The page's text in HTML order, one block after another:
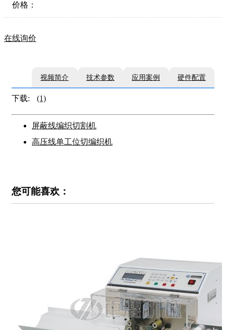
价格：
在线询价
视频简介 技术参数 应用案例 硬件配置
下载: (1)
屏蔽线编织切割机
高压线单工位切编织机
您可能喜欢：